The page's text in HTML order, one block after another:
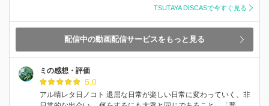
TSUTAYA DISCASで今すぐ見る
配信中の動画配信サービスをもっと見る
ミの感想・評価
5.0
アル晴レタ日ノコト 退屈な日常が楽しい日常に変わっていく、非